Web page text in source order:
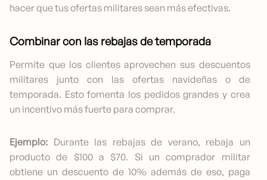
hacer que tus ofertas militares sean más efectivas.
Combinar con las rebajas de temporada
Permite que los clientes aprovechen sus descuentos
militares junto con las ofertas navideñas o de
temporada. Esto fomenta los pedidos grandes y crea
un incentivo más fuerte para comprar.
Ejemplo: Durante las rebajas de verano, rebaja un
producto de $100 a $70. Si un comprador militar
obtiene un descuento de 10% además de eso, paga